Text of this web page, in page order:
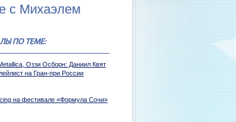
с Михаэлем
ПО ТЕМЕ:
Оззи Осборн: Даниил Квят
на Гран-при России
на фестивале «Формула Сочи»